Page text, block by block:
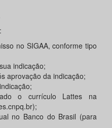
no SIGAA, conforme tipo
indicação;
aprovação da indicação;
o currículo Lattes na
no Banco do Brasil (para